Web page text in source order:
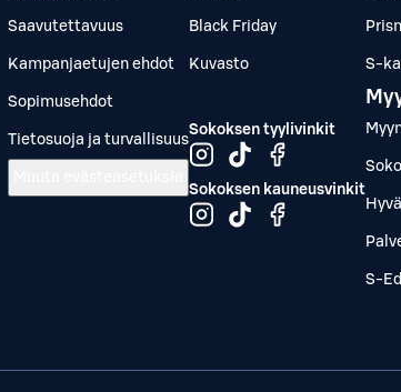
Saavutettavuus
Kampanjaetujen ehdot
Sopimusehdot
Tietosuoja ja turvallisuus
Black Friday
Kuvasto
Sokoksen tyylivinkit
Sokoksen kauneusvinkit
S-
S-